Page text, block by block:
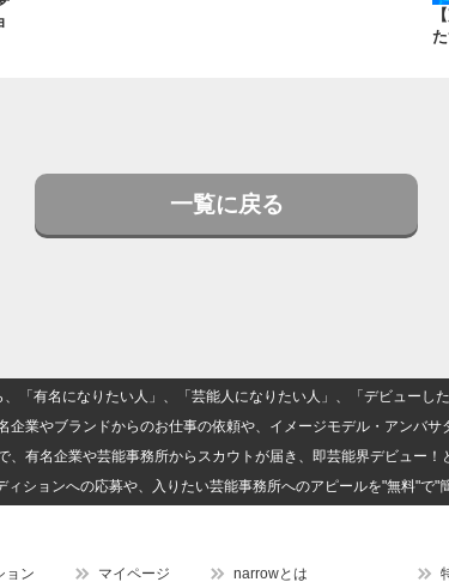
た
一覧に戻る
「有名になりたい人」、「芸能人になりたい人」、「デビューし
企業やブランドからのお仕事の依頼や、イメージモデル・アンバサ
、有名企業や芸能事務所からスカウトが届き、即芸能界デビュー！
ションへの応募や、入りたい芸能事務所へのアピールを"無料"で"
ョン マイページ narrowとは